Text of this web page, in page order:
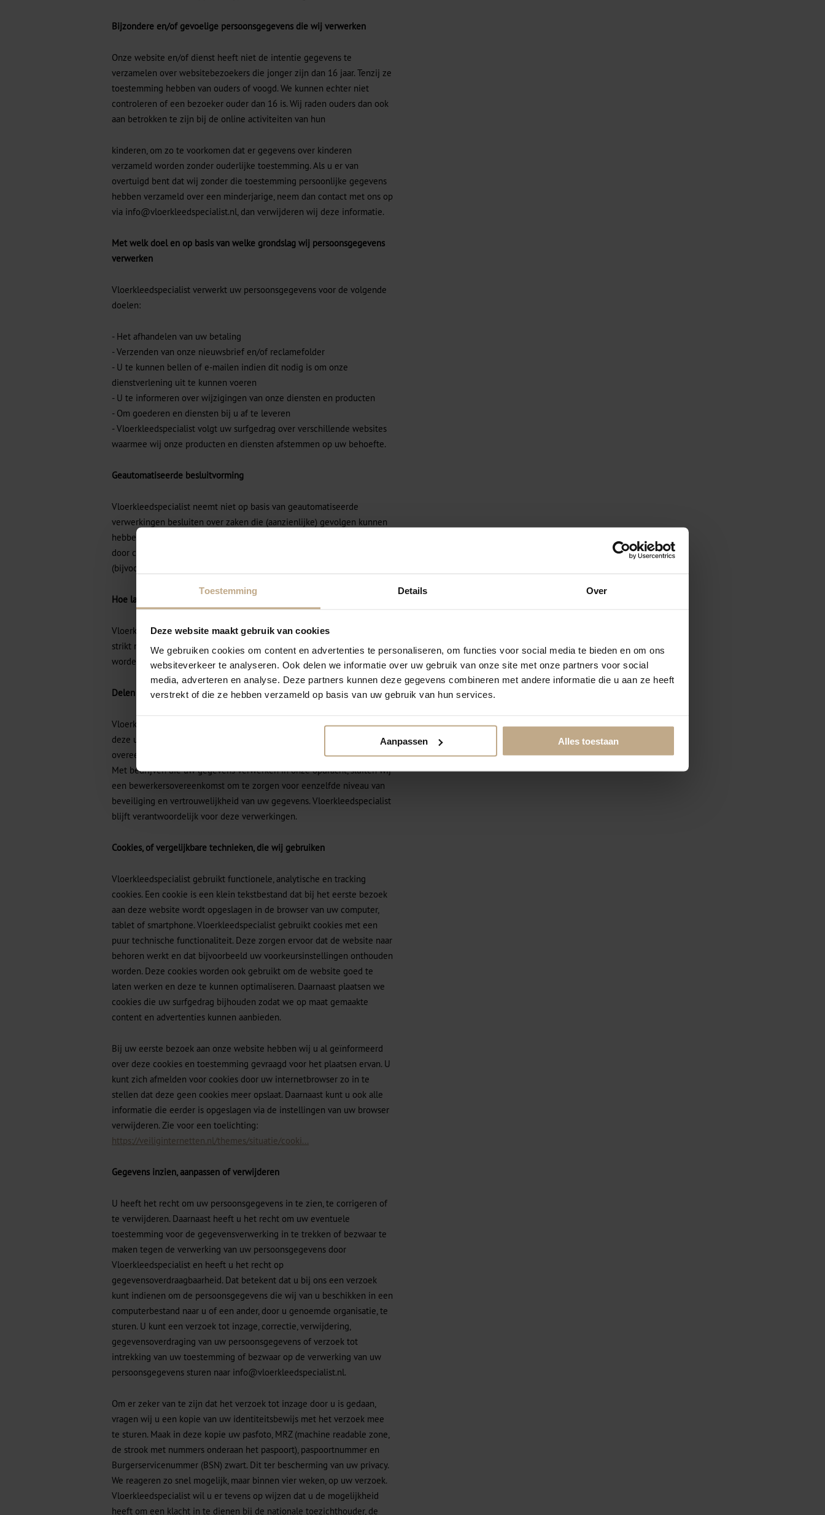
Toestemming Details Over
Deze website maakt gebruik van cookies
We gebruiken cookies om content en advertenties te personaliseren, om functies voor social media te bieden en om ons
websiteverkeer te analyseren. Ook delen we informatie over uw gebruik van onze site met onze partners voor social
media, adverteren en analyse. Deze partners kunnen deze gegevens combineren met andere informatie die u aan ze heeft
verstrekt of die ze hebben verzameld op basis van uw gebruik van hun services.
Aanpassen Alles toestaan
Bijzondere en/of gevoelige persoonsgegevens die wij verwerken
Onze website en/of dienst heeft niet de intentie gegevens te
verzamelen over websitebezoekers die jonger zijn dan 16 jaar. Tenzij ze
toestemming hebben van ouders of voogd. We kunnen echter niet
controleren of een bezoeker ouder dan 16 is. Wij raden ouders dan ook
aan betrokken te zijn bij de online activiteiten van hun
kinderen, om zo te voorkomen dat er gegevens over kinderen
verzameld worden zonder ouderlijke toestemming. Als u er van
overtuigd bent dat wij zonder die toestemming persoonlijke gegevens
hebben verzameld over een minderjarige, neem dan contact met ons op
via info@vloerkleedspecialist.nl, dan verwijderen wij deze informatie.
Met welk doel en op basis van welke grondslag wij persoonsgegevens
verwerken
Vloerkleedspecialist verwerkt uw persoonsgegevens voor de volgende
doelen:
- Het afhandelen van uw betaling
- Verzenden van onze nieuwsbrief en/of reclamefolder
- U te kunnen bellen of e-mailen indien dit nodig is om onze
dienstverlening uit te kunnen voeren
- U te informeren over wijzigingen van onze diensten en producten
- Om goederen en diensten bij u af te leveren
- Vloerkleedspecialist volgt uw surfgedrag over verschillende websites
waarmee wij onze producten en diensten afstemmen op uw behoefte.
Geautomatiseerde besluitvorming
Vloerkleedspecialist neemt niet op basis van geautomatiseerde
verwerkingen besluiten over zaken die (aanzienlijke) gevolgen kunnen
hebben voor personen. Het gaat hier om besluiten die worden genomen
door computerprogramma's of - systemen, zonder dat daar een mens
(bijvoorbeeld een medewerker van Vloerkleedspecialist) tussen zit.
Hoe lang we persoonsgegevens bewaren
Vloerkleedspecialist bewaart uw persoonsgegevens niet langer dan
strikt nodig is om de doelen te realiseren waarvoor uw gegevens
worden verzameld.
Delen van persoonsgegevens met derden
Vloerkleedspecialist verkoopt uw gegevens niet aan derden en verstrekt
deze uitsluitend indien dit nodig is voor de uitvoering van onze
overeenkomst met u of om te voldoen aan een wettelijke verplichting.
Met bedrijven die uw gegevens verwerken in onze opdracht, sluiten wij
een bewerkersovereenkomst om te zorgen voor eenzelfde niveau van
beveiliging en vertrouwelijkheid van uw gegevens. Vloerkleedspecialist
blijft verantwoordelijk voor deze verwerkingen.
Cookies, of vergelijkbare technieken, die wij gebruiken
Vloerkleedspecialist gebruikt functionele, analytische en tracking
cookies. Een cookie is een klein tekstbestand dat bij het eerste bezoek
aan deze website wordt opgeslagen in de browser van uw computer,
tablet of smartphone. Vloerkleedspecialist gebruikt cookies met een
puur technische functionaliteit. Deze zorgen ervoor dat de website naar
behoren werkt en dat bijvoorbeeld uw voorkeursinstellingen onthouden
worden. Deze cookies worden ook gebruikt om de website goed te
laten werken en deze te kunnen optimaliseren. Daarnaast plaatsen we
cookies die uw surfgedrag bijhouden zodat we op maat gemaakte
content en advertenties kunnen aanbieden.
Bij uw eerste bezoek aan onze website hebben wij u al geïnformeerd
over deze cookies en toestemming gevraagd voor het plaatsen ervan. U
kunt zich afmelden voor cookies door uw internetbrowser zo in te
stellen dat deze geen cookies meer opslaat. Daarnaast kunt u ook alle
informatie die eerder is opgeslagen via de instellingen van uw browser
verwijderen. Zie voor een toelichting:
https://veiliginternetten.nl/themes/situatie/cooki...
Gegevens inzien, aanpassen of verwijderen
U heeft het recht om uw persoonsgegevens in te zien, te corrigeren of
te verwijderen. Daarnaast heeft u het recht om uw eventuele
toestemming voor de gegevensverwerking in te trekken of bezwaar te
maken tegen de verwerking van uw persoonsgegevens door
Vloerkleedspecialist en heeft u het recht op
gegevensoverdraagbaarheid. Dat betekent dat u bij ons een verzoek
kunt indienen om de persoonsgegevens die wij van u beschikken in een
computerbestand naar u of een ander, door u genoemde organisatie, te
sturen. U kunt een verzoek tot inzage, correctie, verwijdering,
gegevensoverdraging van uw persoonsgegevens of verzoek tot
intrekking van uw toestemming of bezwaar op de verwerking van uw
persoonsgegevens sturen naar info@vloerkleedspecialist.nl.
Om er zeker van te zijn dat het verzoek tot inzage door u is gedaan,
vragen wij u een kopie van uw identiteitsbewijs met het verzoek mee
te sturen. Maak in deze kopie uw pasfoto, MRZ (machine readable zone,
de strook met nummers onderaan het paspoort), paspoortnummer en
Burgerservicenummer (BSN) zwart. Dit ter bescherming van uw privacy.
We reageren zo snel mogelijk, maar binnen vier weken, op uw verzoek.
Vloerkleedspecialist wil u er tevens op wijzen dat u de mogelijkheid
heeft om een klacht in te dienen bij de nationale toezichthouder, de